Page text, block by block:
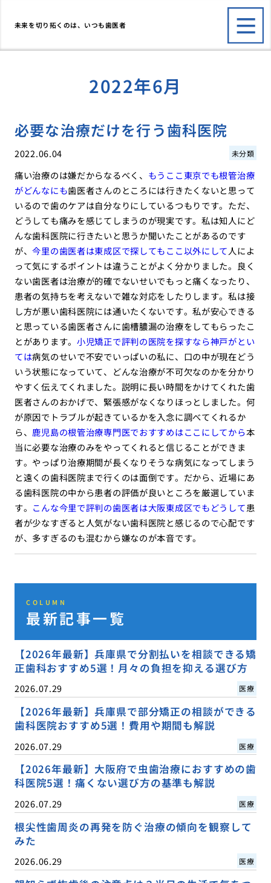
未来を切り拓くのは、いつも歯医者
2022年6月
必要な治療だけを行う歯科医院
2022.06.04 未分類
痛い治療のは嫌だからなるべく、 もうここ東京でも根管治療
がどんなにも歯医者さんのところには行きたくないと思って
いるので歯のケアは自分なりにしているつもりです。ただ、
どうしても痛みを感じてしまうのが現実です。私は知人にど
んな歯科医院に行きたいと思うか聞いたことがあるのです
が、今里の歯医者は東成区で探してもここ以外にして人によ
って気にするポイントは違うことがよく分かりました。良く
ない歯医者は治療が的確でないせいでもっと痛くなったり、
患者の気持ちを考えないで雑な対応をしたりします。私は接
し方が悪い歯科医院には通いたくないです。私が安心できる
と思っている歯医者さんに歯槽膿漏の治療をしてもらったこ
とがあります。 小児矯正で評判の医院を探すなら神戸がとい
ては病気のせいで不安でいっぱいの私に、口の中が現在どう
いう状態になっていて、どんな治療が不可欠なのかを分かり
やすく伝えてくれました。説明に長い時間をかけてくれた歯
医者さんのおかげで、緊張感がなくなりほっとしました。何
が原因でトラブルが起きているかを入念に調べてくれるか
ら、 鹿児島の根管治療専門医でおすすめはここにしてから本
当に必要な治療のみをやってくれると信じることができま
す。やっぱり治療期間が長くなりそうな病気になってしまう
と遠くの歯科医院まで行くのは面倒です。だから、近場にあ
る歯科医院の中から患者の評価が良いところを厳選していま
す。 こんな今里で評判の歯医者は大阪東成区でもどうして患
者が少なすぎると人気がない歯科医院と感じるので心配です
が、多すぎるのも混むから嫌なのが本音です。
COLUMN
最新記事一覧
【2026年最新】兵庫県で分割払いを相談できる矯
正歯科おすすめ5選！月々の負担を抑える選び方
2026.07.29 医療
【2026年最新】兵庫県で部分矯正の相談ができる
歯科医院おすすめ5選！費用や期間も解説
2026.07.29 医療
【2026年最新】大阪府で虫歯治療におすすめの歯
科医院5選！痛くない選び方の基準も解説
2026.07.29 医療
根尖性歯周炎の再発を防ぐ治療の傾向を観察して
みた
2026.06.29 医療